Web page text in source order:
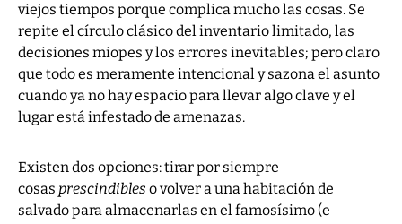
viejos tiempos porque complica mucho las cosas. Se
repite el círculo clásico del inventario limitado, las
decisiones miopes y los errores inevitables; pero claro
que todo es meramente intencional y sazona el asunto
cuando ya no hay espacio para llevar algo clave y el
lugar está infestado de amenazas.
Existen dos opciones: tirar por siempre
cosas prescindibles o volver a una habitación de
salvado para almacenarlas en el famosísimo (e